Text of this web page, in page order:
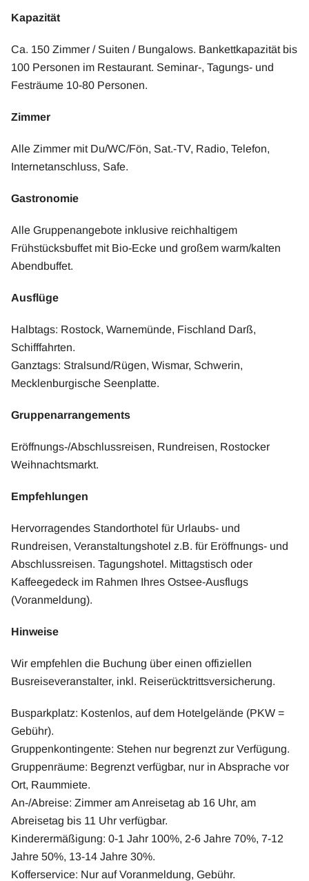
Kapazität
Ca. 150 Zimmer / Suiten / Bungalows. Bankettkapazität bis
100 Personen im Restaurant. Seminar-, Tagungs- und
Festräume 10-80 Personen.
Zimmer
Alle Zimmer mit Du/WC/Fön, Sat.-TV, Radio, Telefon,
Internetanschluss, Safe.
Gastronomie
Alle Gruppenangebote inklusive reichhaltigem
Frühstücksbuffet mit Bio-Ecke und großem warm/kalten
Abendbuffet.
Ausflüge
Halbtags: Rostock, Warnemünde, Fischland Darß,
Schifffahrten.
Ganztags: Stralsund/Rügen, Wismar, Schwerin,
Mecklenburgische Seenplatte.
Gruppenarrangements
Eröffnungs-/Abschlussreisen, Rundreisen, Rostocker
Weihnachtsmarkt.
Empfehlungen
Hervorragendes Standorthotel für Urlaubs- und
Rundreisen, Veranstaltungshotel z.B. für Eröffnungs- und
Abschlussreisen. Tagungshotel. Mittagstisch oder
Kaffeegedeck im Rahmen Ihres Ostsee-Ausflugs
(Voranmeldung).
Hinweise
Wir empfehlen die Buchung über einen offiziellen
Busreiseveranstalter, inkl. Reiserücktrittsversicherung.
Busparkplatz: Kostenlos, auf dem Hotelgelände (PKW =
Gebühr).
Gruppenkontingente: Stehen nur begrenzt zur Verfügung.
Gruppenräume: Begrenzt verfügbar, nur in Absprache vor
Ort, Raummiete.
An-/Abreise: Zimmer am Anreisetag ab 16 Uhr, am
Abreisetag bis 11 Uhr verfügbar.
Kinderermäßigung: 0-1 Jahr 100%, 2-6 Jahre 70%, 7-12
Jahre 50%, 13-14 Jahre 30%.
Kofferservice: Nur auf Voranmeldung, Gebühr.